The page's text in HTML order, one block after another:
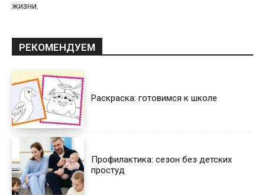
жизни.
РЕКОМЕНДУЕМ
Раскраска: готовимся к школе
Профилактика: сезон без детских
простуд